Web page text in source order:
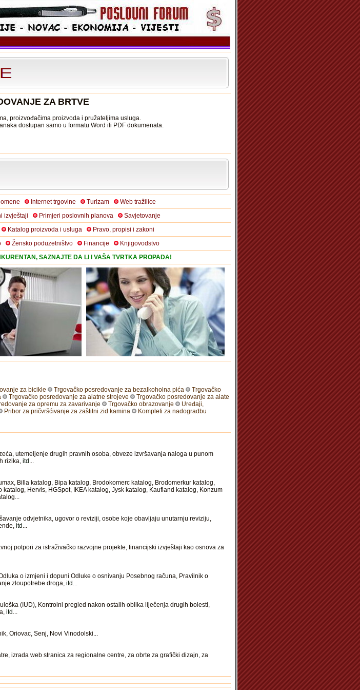
ZA BRTVE
proizvođačima proizvoda i pružateljima usluga.
dostupan samo u formatu Word ili PDF dokumenata.
Internet trgovine Turizam
Web tražilice
izvještaji Primjeri poslovnih planova
Savjetovanje
Katalog proizvoda i usluga
Pravo, propisi i zakoni
Žensko poduzetništvo Financije
Knjigovodstvo
SAZNAJTE DA LI I VAŠA TVRTKA PROPADA!
za bicikle Trgovačko posredovanje za bezalkoholna pića
Trgovačko
Trgovačko posredovanje za alatne strojeve
Trgovačko posredovanje za alate
za opremu za zavarivanje Trgovačko obrazovanje
Uređaji,
Pribor za pričvršćivanje za zaštitni zid kamina
Kompleti za nadogradbu
utemeljenje drugih pravnih osoba, obveze izvršavanja naloga u punom
rizika, itd ...
Billa katalog, Bipa katalog, Brodokomerc katalog, Brodomerkur katalog,
Hervis, HGSpot, IKEA katalog, Jysk katalog, Kaufland katalog, Konzum
odvjetnika, ugovor o reviziji, osobe koje obavljaju unutarnju reviziju,
itd ...
potpori za istraživačko razvojne projekte, financijski izvještaji kao osnova za
o izmjeni i dopuni Odluke o osnivanju Posebnog računa, Pravilnik o
zloupotrebe droga, itd ...
(IUD), Kontrolni pregled nakon ostalih oblika liječenja drugih bolesti,
itd ...
Oriovac, Senj, Novi Vinodolski...
izrada web stranica za regionalne centre, za obrte za grafički dizajn, za